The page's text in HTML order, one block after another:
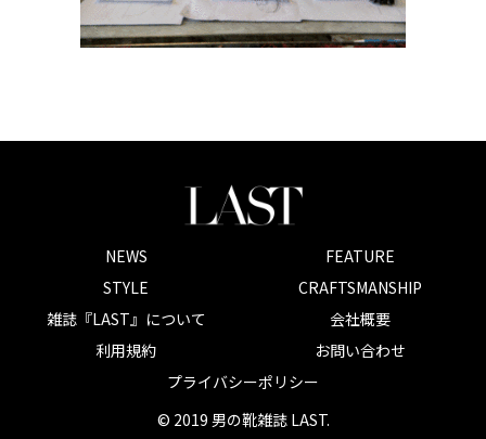
NEWS
FEATURE
STYLE
CRAFTSMANSHIP
雑誌『LAST』について
会社概要
利用規約
お問い合わせ
プライバシーポリシー
© 2019 男の靴雑誌 LAST.